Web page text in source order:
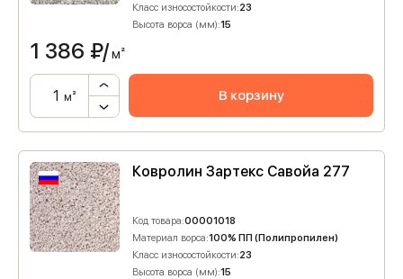
Класс износостойкости:23
Высота ворса (мм):15
1 386 ₽/м²
м² В корзину
Ковролин Зартекс Савойа 277
Код товара:00001018
Материал ворса:100% ПП (Полипропилен)
Класс износостойкости:23
Высота ворса (мм):15